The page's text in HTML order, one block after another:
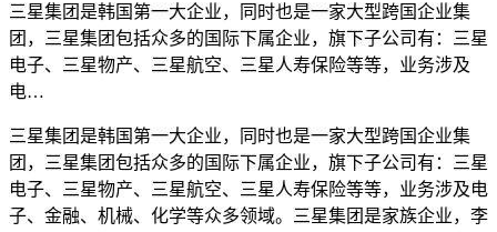
三星集团是韩国第一大企业，同时也是一家大型跨国企业集
团，三星集团包括众多的国际下属企业，旗下子公司有：三星
电子、三星物产、三星航空、三星人寿保险等等，业务涉及
电…
三星集团是韩国第一大企业，同时也是一家大型跨国企业集
团，三星集团包括众多的国际下属企业，旗下子公司有：三星
电子、三星物产、三星航空、三星人寿保险等等，业务涉及电
子、金融、机械、化学等众多领域。三星集团是家族企业，李